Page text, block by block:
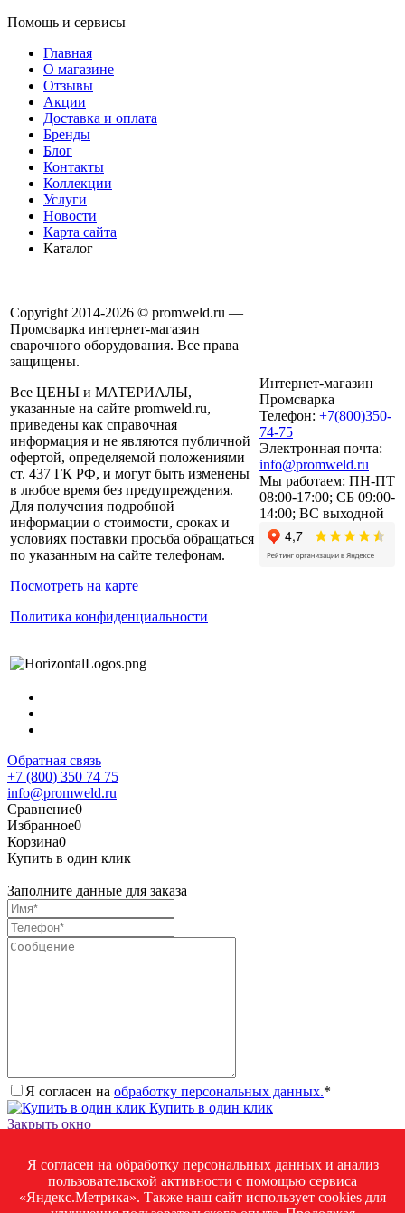
Помощь и сервисы
Главная
О магазине
Отзывы
Акции
Доставка и оплата
Бренды
Блог
Контакты
Коллекции
Услуги
Новости
Карта сайта
Каталог
Copyright 2014-2026 © promweld.ru —
Промсварка интернет-магазин
сварочного оборудования. Все права
защищены.
Все ЦЕНЫ и МАТЕРИАЛЫ,
указанные на сайте promweld.ru,
приведены как справочная
информация и не являются публичной
офертой, определяемой положениями
ст. 437 ГК РФ, и могут быть изменены
в любое время без предупреждения.
Для получения подробной
информации о стоимости, сроках и
условиях поставки просьба обращаться
по указанным на сайте телефонам.
Посмотреть на карте
Политика конфиденциальности
Интернет-магазин
Промсварка
Телефон: +7(800)350-
74-75
Электронная почта:
info@promweld.ru
Мы работаем: ПН-ПТ
08:00-17:00; СБ 09:00-
14:00; ВС выходной
Обратная связь
+7 (800) 350 74 75
info@promweld.ru
Сравнение0
Избранное0
Корзина0
Купить в один клик
Заполните данные для заказа
Я согласен на обработку персональных данных.*
Купить в один клик
Закрыть окно
Загрузка товара
Заполните данные для запроса цены
Я согласен на обработку персональных данных и анализ
пользовательской активности с помощью сервиса
«Яндекс.Метрика». Также наш сайт использует cookies для